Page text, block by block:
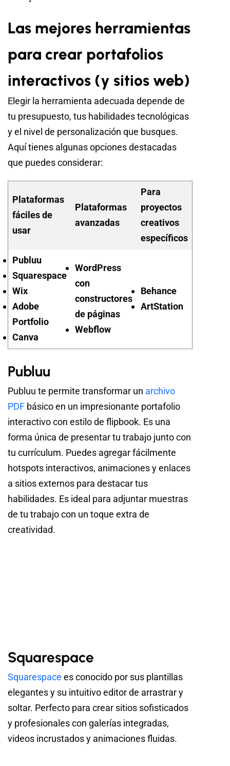
Las mejores herramientas
para crear portafolios
interactivos (y sitios web)
Elegir la herramienta adecuada depende de
tu presupuesto, tus habilidades tecnológicas
y el nivel de personalización que busques.
Aquí tienes algunas opciones destacadas
que puedes considerar:
Plataformas
fáciles de
usar
Plataformas
avanzadas
Para
proyectos
creativos
específicos
Publuu
Squarespace
Wix
Adobe
Portfolio
Canva
WordPress
con
constructores
de páginas
Webflow
Behance
ArtStation
Publuu
Publuu te permite transformar un archivo
PDF básico en un impresionante portafolio
interactivo con estilo de flipbook. Es una
forma única de presentar tu trabajo junto con
tu currículum. Puedes agregar fácilmente
hotspots interactivos, animaciones y enlaces
a sitios externos para destacar tus
habilidades. Es ideal para adjuntar muestras
de tu trabajo con un toque extra de
creatividad.
Squarespace
Squarespace es conocido por sus plantillas
elegantes y su intuitivo editor de arrastrar y
soltar. Perfecto para crear sitios sofisticados
y profesionales con galerías integradas,
videos incrustados y animaciones fluidas.